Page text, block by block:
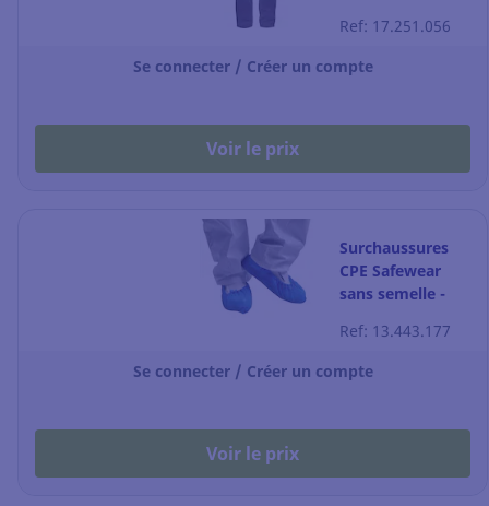
Ref: 17.251.056
Se connecter / Créer un compte
Voir le prix
Surchaussures
CPE Safewear
sans semelle -
unique - 100
unités
Ref: 13.443.177
Se connecter / Créer un compte
Voir le prix